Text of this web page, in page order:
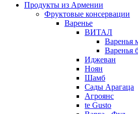
Продукты из Армении
Фруктовые консервации
Варенье
ВИТАЛ
Варенья
Варенья
Иджеван
Ноян
Шамб
Сады Арагаца
Агроянс
te Gusto